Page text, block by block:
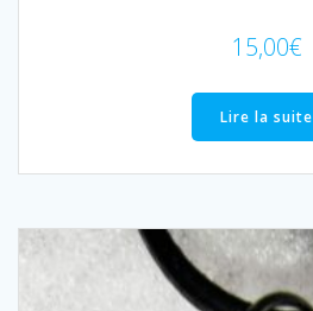
15,00€
Lire la suite